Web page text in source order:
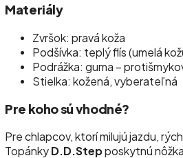
Materiály
Zvršok: pravá koža
Podšívka: teplý flís (umelá
Podrážka: guma –
Stielka: kožená, vyberateľná
Pre koho sú vhodné?
Pre chlapcov, ktorí milujú jazdu,
TopánkyD.D.Stepposkytnú